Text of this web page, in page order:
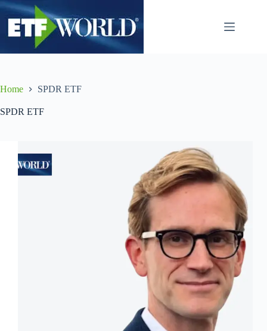
Salta
contenuto
Home SPDR ETF
SPDR ETF